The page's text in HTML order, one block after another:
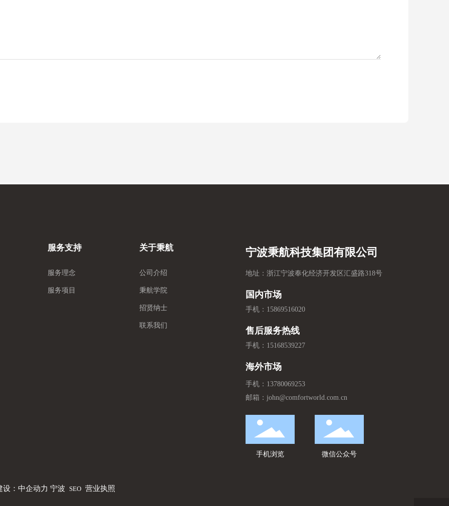
服务支持
服务理念
服务项目
关于秉航
公司介绍
秉航学院
招贤纳士
联系我们
宁波秉航科技集团有限公司
地址：浙江宁波奉化经济开发区汇盛路318号
国内市场
手机： 15869516020
售后服务热线
手机： 15168539227
海外市场
手机： 13780069253
邮箱： john@comfortworld.com.cn
手机浏览 微信公众号
设：中企动力 宁波 SEO 营业执照
在线咨询
在线客服 2026-08-08 18:12:26
HEY! 朋友，你好。请问有什么可以帮助
在线客服 2026-08-08 18:12:26
沟通。